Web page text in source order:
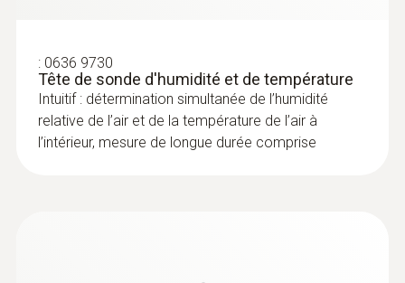
: 0636 9730
Tête de sonde d'humidité et de température
Intuitif : détermination simultanée de l’humidité
relative de l’air et de la température de l’air à
l’intérieur, mesure de longue durée comprise